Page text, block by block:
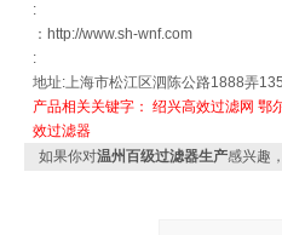
:
：http://www.sh-wnf.com
:
地址:上海市松江区泗陈公路1888弄
产品相关关键字： 绍兴高效过滤网 鄂
效过滤器
如果你对温州百级过滤器生产感兴趣